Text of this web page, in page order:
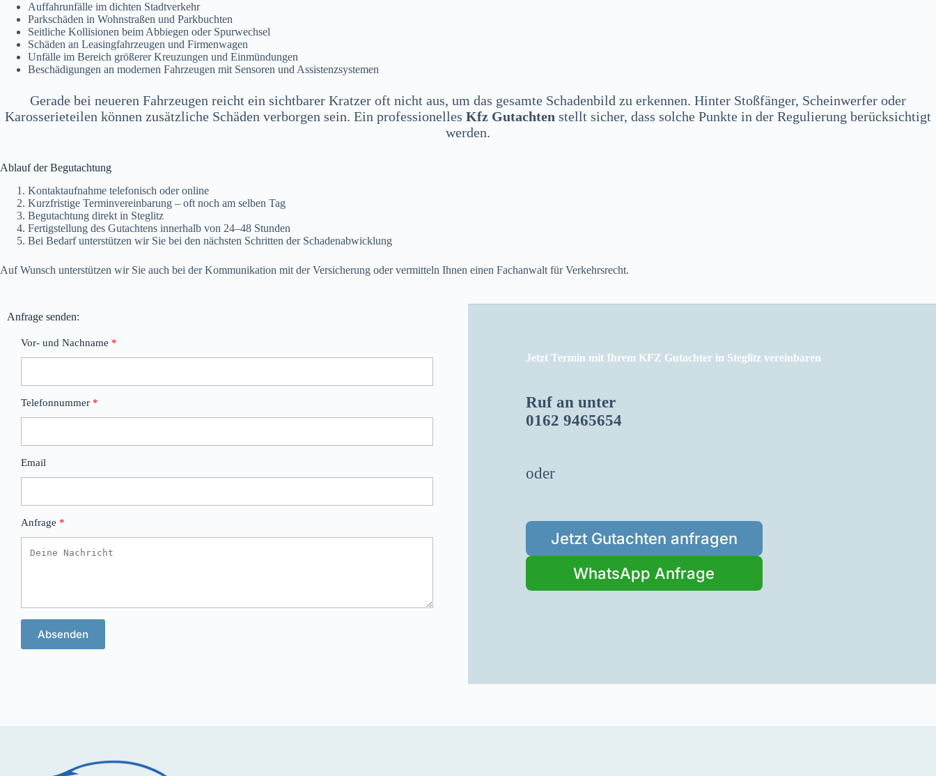
Auffahrunfälle im dichten Stadtverkehr
Parkschäden in Wohnstraßen und Parkbuchten
Seitliche Kollisionen beim Abbiegen oder Spurwechsel
Schäden an Leasingfahrzeugen und Firmenwagen
Unfälle im Bereich größerer Kreuzungen und Einmündungen
Beschädigungen an modernen Fahrzeugen mit Sensoren und Assistenzsystemen
Gerade bei neueren Fahrzeugen reicht ein sichtbarer Kratzer oft nicht aus, um das gesamte Schadenbild zu erkennen. Hinter Stoßfänger, Scheinwerfer oder
Karosserieteilen können zusätzliche Schäden verborgen sein. Ein professionelles Kfz Gutachten stellt sicher, dass solche Punkte in der Regulierung berücksichtigt
werden.
Ablauf der Begutachtung
Kontaktaufnahme telefonisch oder online
Kurzfristige Terminvereinbarung – oft noch am selben Tag
Begutachtung direkt in Steglitz
Fertigstellung des Gutachtens innerhalb von 24–48 Stunden
Bei Bedarf unterstützen wir Sie bei den nächsten Schritten der Schadenabwicklung
Auf Wunsch unterstützen wir Sie auch bei der Kommunikation mit der Versicherung oder vermitteln Ihnen einen Fachanwalt für Verkehrsrecht.
Anfrage senden:
Vor- und Nachname
Telefonnummer
Email
Anfrage
Absenden
Jetzt Termin mit Ihrem KFZ Gutachter in Steglitz vereinbaren
Ruf an unter
0162 9465654
oder
Jetzt Gutachten anfragen
WhatsApp Anfrage